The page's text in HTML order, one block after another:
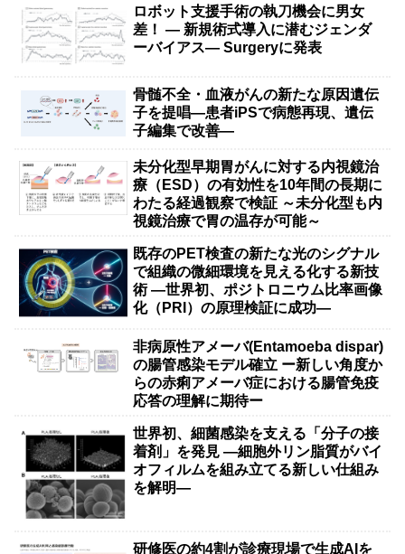
ロボット支援手術の執刀機会に男女
差！ — 新規術式導入に潜むジェンダ
ーバイアス— Surgeryに発表
骨髄不全・血液がんの新たな原因遺伝
子を提唱―患者iPSで病態再現、遺伝
子編集で改善―
未分化型早期胃がんに対する内視鏡治
療（ESD）の有効性を10年間の長期に
わたる経過観察で検証 ～未分化型も内
視鏡治療で胃の温存が可能～
既存のPET検査の新たな光のシグナル
で組織の微細環境を見える化する新技
術 ―世界初、ポジトロニウム比率画像
化（PRI）の原理検証に成功―
非病原性アメーバ(Entamoeba dispar)
の腸管感染モデル確立 ー新しい角度か
らの赤痢アメーバ症における腸管免疫
応答の理解に期待ー
世界初、細菌感染を支える「分子の接
着剤」を発見 ―細胞外リン脂質がバイ
オフィルムを組み立てる新しい仕組み
を解明―
研修医の約4割が診療現場で生成AIを